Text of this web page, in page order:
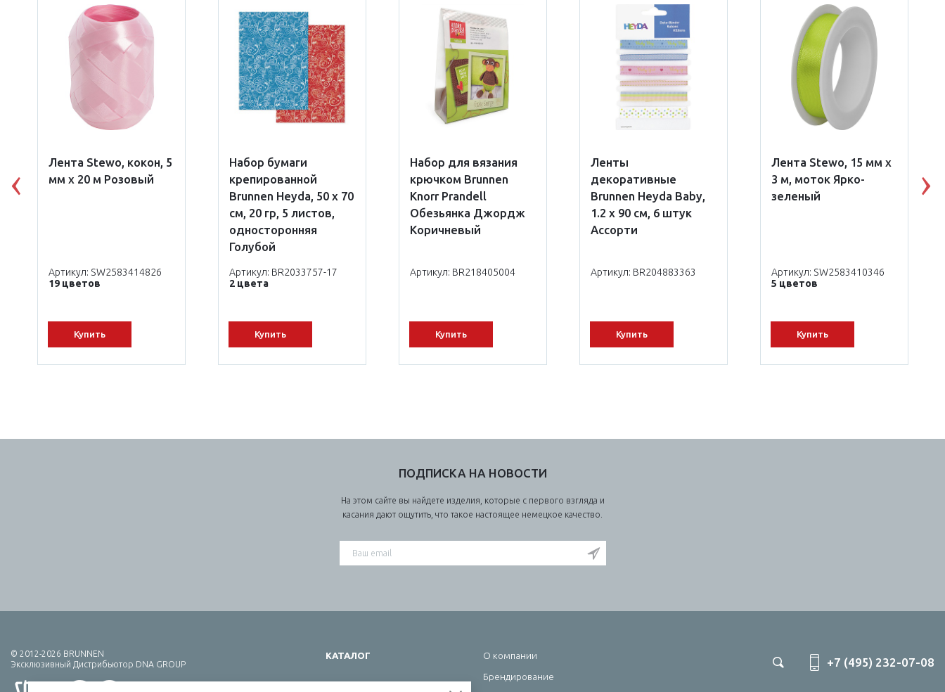
Лента Stewo, кокон, 5
мм х 20 м Розовый
Артикул: SW2583414826
19 цветов
Купить
Набор бумаги
крепированной
Brunnen Heyda, 50 х 70
см, 20 гр, 5 листов,
односторонняя
Голубой
Артикул: BR2033757-17
2 цвета
Купить
Набор для вязания
крючком Brunnen
Knorr Prandell
Обезьянка Джордж
Коричневый
Артикул: BR218405004
Купить
Ленты
декоративные
Brunnen Heyda Baby,
1.2 х 90 см, 6 штук
Ассорти
Артикул: BR204883363
Купить
Лента Stewo, 15 мм х
3 м, моток Ярко-
зеленый
Артикул: SW2583410346
5 цветов
Купить
ПОДПИСКА НА НОВОСТИ
На этом сайте вы найдете изделия, которые с первого взгляда и
касания дают ощутить, что такое настоящее немецкое качество.
© 2012-2026 BRUNNEN
Эксклюзивный Дистрибьютор DNA GROUP
КАТАЛОГ О компании
Брендирование
+7 (495) 232-07-08